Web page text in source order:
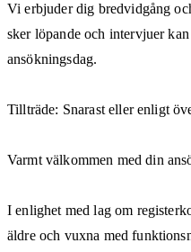
Vi erbjuder dig bredvidgång
sker löpande och intervjuer
ansökningsdag.
Tillträde: Snarast eller enligt
Varmt välkommen med din
I enlighet med lag om
äldre och vuxna med